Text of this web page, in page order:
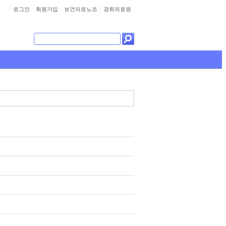
로그인 회원가입 보건의료노조 경희의료원